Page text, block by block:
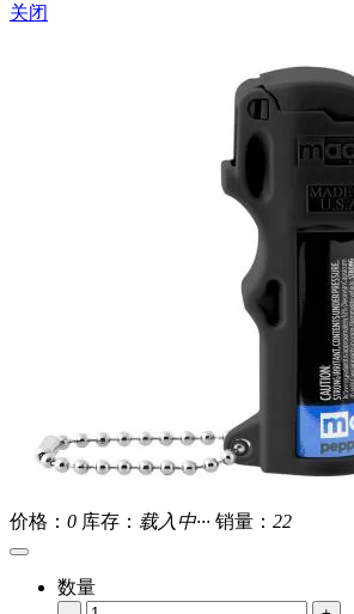
关闭
价格： 0 库存： 载入中··· 销量： 22
数量